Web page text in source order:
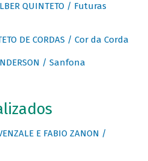
QUINTETO / Futuras
DE CORDAS / Cor da Corda
/ Sanfona
E FABIO ZANON /